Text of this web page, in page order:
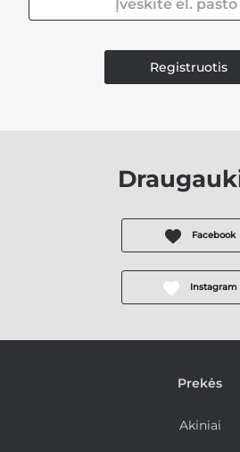
Registruotis
Facebook
Instagram
Prekės
Akiniai